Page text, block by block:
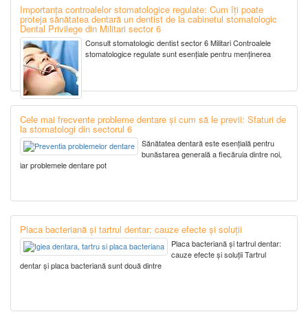
Importanța controalelor stomatologice regulate: Cum îți poate
proteja sănătatea dentară un dentist de la cabinetul stomatologic
Dental Privilege din Militari sector 6
Consult stomatologic dentist sector 6 Militari Controalele
stomatologice regulate sunt esențiale pentru menținerea
Cele mai frecvente probleme dentare și cum să le previi: Sfaturi de
la stomatologi din sectorul 6
Sănătatea dentară este esențială pentru
bunăstarea generală a fiecăruia dintre noi,
iar problemele dentare pot
Placa bacteriană și tartrul dentar: cauze efecte și soluții
Placa bacteriană și tartrul dentar:
cauze efecte și soluții Tartrul
dentar și placa bacteriană sunt două dintre